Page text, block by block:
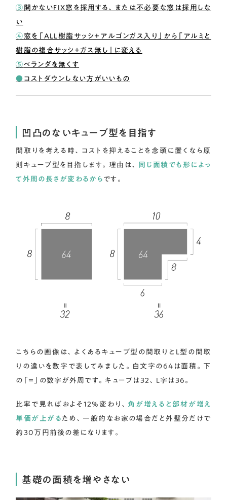
③ 開かないFIX窓を採用する、または不必要な窓は採用しな
い
④ 窓を「ALL樹脂サッシ＋アルゴンガス入り」から「アルミと
樹脂の複合サッシ＋ガス無し」に変える
⑤ベランダを無くす
● コストダウンしない方がいいもの
凹凸のないキューブ型を目指す
間取りを考える時、コストを抑えることを念頭に置くなら原
則キューブ型を目指します。理由は、 同じ面積でも形によっ
て外周の長さが変わるから です。
こちらの画像は、よくあるキューブ型の間取りとL型の間取
りの違いを数字で表してみました。白文字の64は面積。下
の「＝」の数字が外周です。キューブは32、L字は36。
比率で見ればおよそ12%変わり、角が増えると部材が増え
単価が上がる ため、一般的なお家の場合だと外壁分だけで
約30万円前後の差になります。
基礎の面積を増やさない